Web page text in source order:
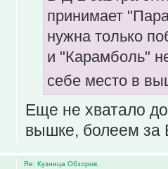
принимает
нужна только
и "Карамболь"
себе место в
Еще не хватало
вышке, болеем за
Re: Кузница Обзоров.